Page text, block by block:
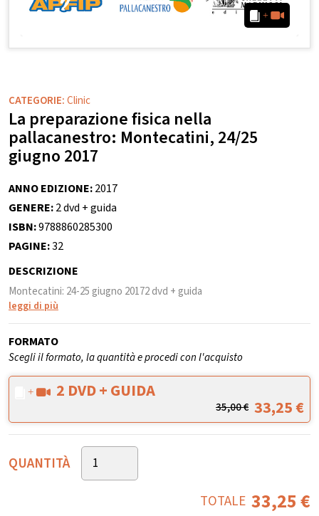
CATEGORIE:Clinic
La preparazione fisica nella
pallacanestro: Montecatini, 24/25
giugno 2017
ANNO EDIZIONE:2017
GENERE:2 dvd + guida
ISBN:9788860285300
PAGINE:32
DESCRIZIONE
Montecatini: 24-25 giugno 20172 dvd + guida
leggi di più
FORMATO
Scegli il formato, la quantità e procedi con l'acquisto
2 DVD + GUIDA
35,00€ 33,25€
QUANTITÀ
TOTALE 33,25€